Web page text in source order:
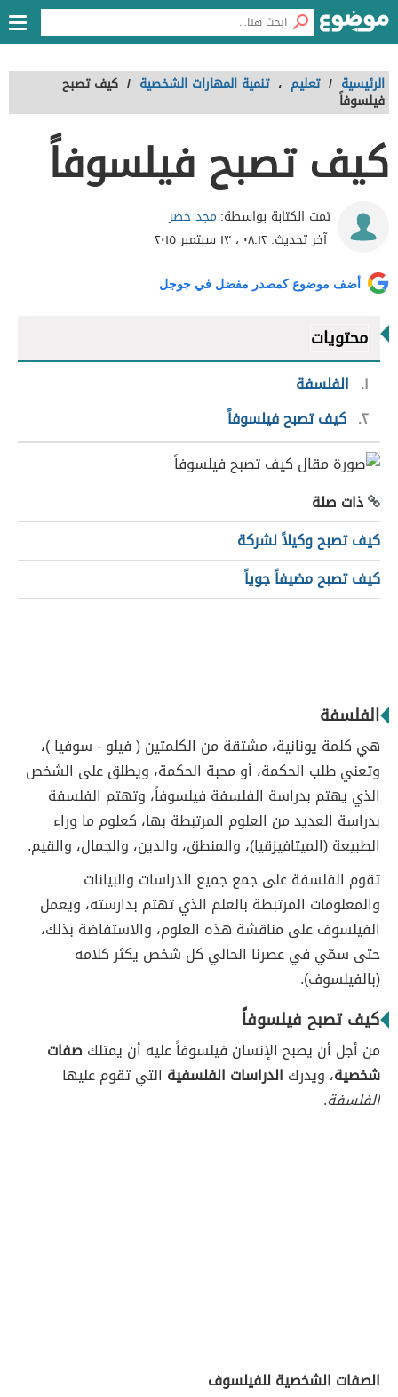
الرئيسية / تعليم ، تنمية المهارات الشخصية / كيف تصبح
فيلسوفاً
كيف تصبح فيلسوفاً
تمت الكتابة بواسطة: مجد خضر
آخر تحديث:٠٨:١٢ ، ١٣ سبتمبر ٢٠١٥
أضف موضوع كمصدر مفضل في جوجل
محتويات
١
الفلسفة
٢ كيف تصبح فيلسوفاً
ذات صلة
كيف تصبح وكيلاً لشركة
كيف تصبح مضيفاً جوياً
الفلسفة
هي كلمة يونانية، مشتقة من الكلمتين ( فيلو - سوفيا )،
وتعني طلب الحكمة، أو محبة الحكمة، ويطلق على الشخص
الذي يهتم بدراسة الفلسفة فيلسوفاً، وتهتم الفلسفة
بدراسة العديد من العلوم المرتبطة بها، كعلوم ما وراء
الطبيعة (الميتافيزقيا)، والمنطق، والدين، والجمال، والقيم.
تقوم الفلسفة على جمع جميع الدراسات والبيانات
والمعلومات المرتبطة بالعلم الذي تهتم بدارسته، ويعمل
الفيلسوف على مناقشة هذه العلوم، والاستفاضة بذلك،
حتى سمّي في عصرنا الحالي كل شخص يكثر كلامه
(بالفيلسوف).
كيف تصبح فيلسوفاً
من أجل أن يصبح الإنسان فيلسوفاً عليه أن يمتلك صفات
شخصية، ويدرك الدراسات الفلسفية التي تقوم عليها
الفلسفة.
الصفات الشخصية للفيلسوف